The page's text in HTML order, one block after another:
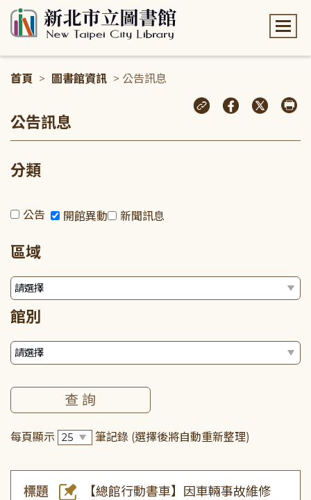
首頁 > 圖書館資訊 > 公告訊息
公告訊息
分類
公告 開館異動 新聞訊息
區域
館別
每頁顯示 筆記錄 (選擇後將自動重新整理)
標題
【總館行動書車】因車輛事故維修